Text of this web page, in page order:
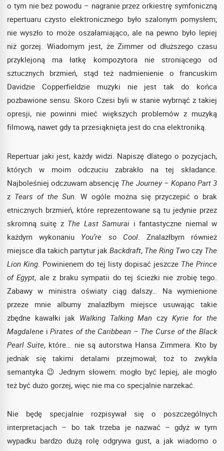
o tym nie bez powodu – nagranie przez orkiestrę symfoniczną
repertuaru czysto elektronicznego było szalonym pomysłem;
nie wyszło to może oszałamiająco, ale na pewno było lepiej
niż gorzej. Wiadomym jest, że Zimmer od dłuższego czasu
przyklejoną ma łatkę kompozytora nie stroniącego od
sztucznych brzmień, stąd też nadmienienie o francuskim
Davidzie Copperfieldzie muzyki nie jest tak do końca
pozbawione sensu. Skoro Czesi byli w stanie wybrnąć z takiej
opresji, nie powinni mieć większych problemów z muzyką
filmową, nawet gdy ta przesiąknięta jest do cna elektroniką.
Repertuar jaki jest, każdy widzi. Napiszę dlatego o pozycjach,
których w moim odczuciu zabrakło na tej składance.
Najboleśniej odczuwam absencję The Journey – Kopano Part 3
z Tears of the Sun . W ogóle można się przyczepić o brak
etnicznych brzmień, które reprezentowane są tu jedynie przez
skromną suitę z The Last Samurai i fantastyczne niemal w
każdym wykonaniu You’re so Cool. Znalazłbym również
miejsce dla takich partytur jak Backdraft, The Ring Two czy The
Lion King . Powinienem do tej listy dopisać jeszcze The Prince
of Egypt, ale z braku sympatii do tej ścieżki nie zrobię tego.
Zabawy w ministra oświaty ciąg dalszy… Na wymienione
przeze mnie albumy znalazłbym miejsce usuwając takie
zbędne kawałki jak Walking Talking Man czyKyrie for the
Magdalene iPirates of the Caribbean – The Curse of the Black
Pearl Suite, które… nie są autorstwa Hansa Zimmera. Kto by
jednak się takimi detalami przejmował; toż to zwykła
semantyka 😉 Jednym słowem: mogło być lepiej, ale mogło
też być dużo gorzej, więc nie ma co specjalnie narzekać.
Nie będę specjalnie rozpisywał się o poszczególnych
interpretacjach – bo tak trzeba je nazwać – gdyż w tym
wypadku bardzo dużą rolę odgrywa gust, a jak wiadomo o